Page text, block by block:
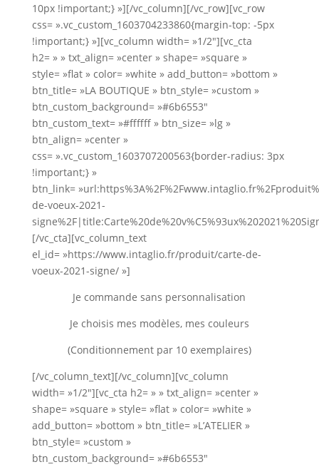
10px !important;} »][/vc_column][/vc_row][vc_row
css= ».vc_custom_1603704233860{margin-top: -5px
!important;} »][vc_column width= »1/2″][vc_cta
h2= » » txt_align= »center » shape= »square »
style= »flat » color= »white » add_button= »bottom »
btn_title= »LA BOUTIQUE » btn_style= »custom »
btn_custom_background= »#6b6553″
btn_custom_text= »#ffffff » btn_size= »lg »
btn_align= »center »
css= ».vc_custom_1603707200563{border-radius: 3px
!important;} »
btn_link=
de-voeux-2021-
[/vc_cta][vc_column_text
el_id= »https://www.intaglio.fr/produit/carte-de-
voeux-2021-signe/ »]
Je commande sans personnalisation
Je choisis mes modèles, mes couleurs
(Conditionnement par 10 exemplaires)
[/vc_column_text][/vc_column][vc_column
width= »1/2″][vc_cta h2= » » txt_align= »center »
shape= »square » style= »flat » color= »white »
add_button= »bottom » btn_title= »L’ATELIER »
btn_style= »custom »
btn_custom_background= »#6b6553″